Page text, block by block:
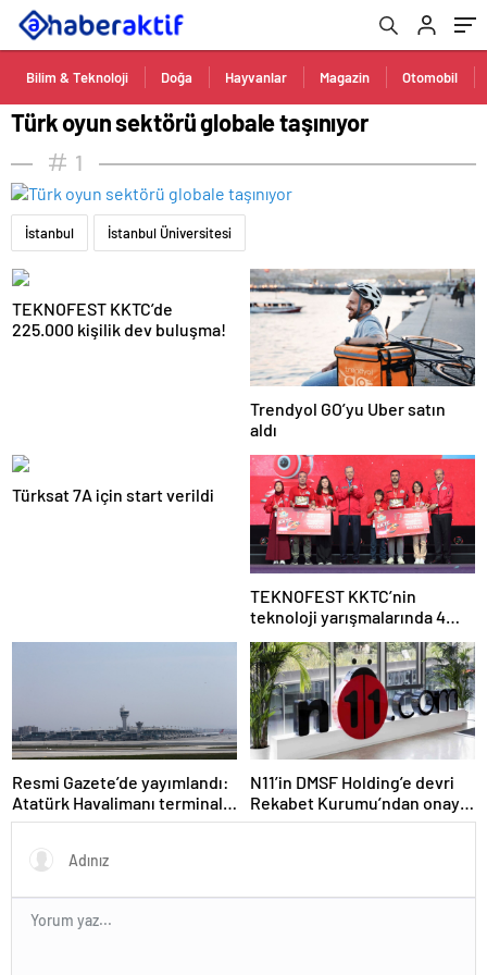
Bilim & Teknoloji Doğa Hayvanlar Magazin Otomobil
Türk oyun sektörü globale taşınıyor
1
İstanbul İstanbul Üniversitesi
TEKNOFEST KKTC’de
225.000 kişilik dev buluşma!
Trendyol GO’yu Uber satın
aldı
Türksat 7A için start verildi
TEKNOFEST KKTC’nin
teknoloji yarışmalarında 4
oldu
Resmi Gazete’de yayımlandı:
Atatürk Havalimanı terminal
binaları teknopark ilan edildi
N11’in DMSF Holding’e devri
Rekabet Kurumu’ndan onay
aldı